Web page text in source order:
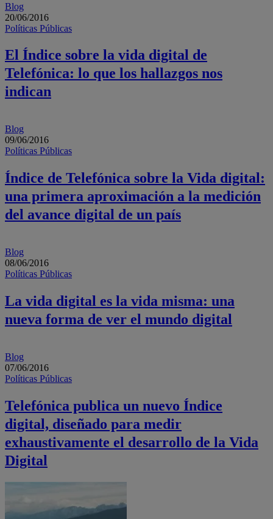
Blog
20/06/2016
Políticas Públicas
El Índice sobre la vida digital de
Telefónica: lo que los hallazgos nos
indican
Blog
09/06/2016
Políticas Públicas
Índice de Telefónica sobre la Vida digital:
una primera aproximación a la medición
del avance digital de un país
Blog
08/06/2016
Políticas Públicas
La vida digital es la vida misma: una
nueva forma de ver el mundo digital
Blog
07/06/2016
Políticas Públicas
Telefónica publica un nuevo Índice
digital, diseñado para medir
exhaustivamente el desarrollo de la Vida
Digital